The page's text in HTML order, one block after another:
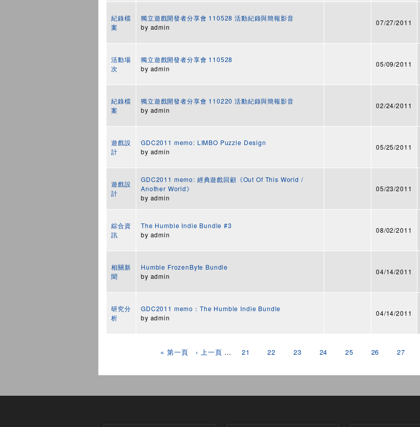
紀錄檔
案
獨立遊戲開發者分享會 110528 活動紀錄與簡報影音
by admin
07/27/2011
活動場
次
獨立遊戲開發者分享會 110528
by admin
05/09/2011
紀錄檔
案
獨立遊戲開發者分享會 110220 活動紀錄與簡報影音
by admin
02/24/2011
遊戲設
計
GDC2011 memo: LIMBO Puzzle Design
by admin
05/25/2011
遊戲設
計
GDC2011 memo: 經典遊戲回顧《Out Of This World /
Another World》
by admin
05/23/2011
綜合資
訊
The Humble Indie Bundle #3
by admin
08/02/2011
相關新
聞
Humble FrozenByte Bundle
by admin
04/14/2011
研究分
析
GDC2011 memo：The Humble Indie Bundle
by admin
04/14/2011
« 第一頁 ‹ 上一頁 … 21 22 23 24 25 26 27